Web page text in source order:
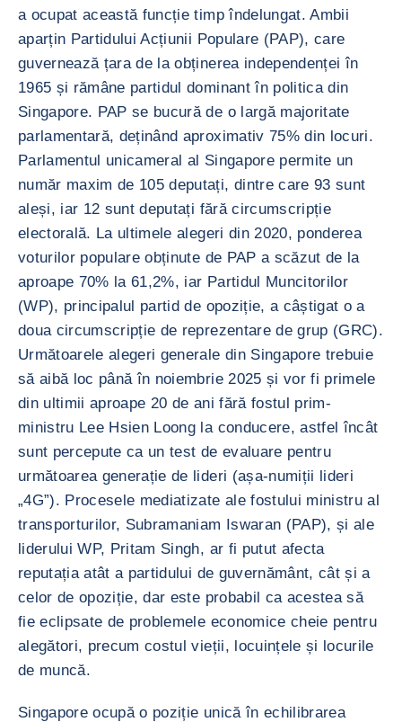
a ocupat această funcție timp îndelungat. Ambii
aparțin Partidului Acțiunii Populare (PAP), care
guvernează țara de la obținerea independenței în
1965 și rămâne partidul dominant în politica din
Singapore. PAP se bucură de o largă majoritate
parlamentară, deținând aproximativ 75% din locuri.
Parlamentul unicameral al Singapore permite un
număr maxim de 105 deputați, dintre care 93 sunt
aleși, iar 12 sunt deputați fără circumscripție
electorală. La ultimele alegeri din 2020, ponderea
voturilor populare obținute de PAP a scăzut de la
aproape 70% la 61,2%, iar Partidul Muncitorilor
(WP), principalul partid de opoziție, a câștigat o a
doua circumscripție de reprezentare de grup (GRC).
Următoarele alegeri generale din Singapore trebuie
să aibă loc până în noiembrie 2025 și vor fi primele
din ultimii aproape 20 de ani fără fostul prim-
ministru Lee Hsien Loong la conducere, astfel încât
sunt percepute ca un test de evaluare pentru
următoarea generație de lideri (așa-numiții lideri
„4G”). Procesele mediatizate ale fostului ministru al
transporturilor, Subramaniam Iswaran (PAP), și ale
liderului WP, Pritam Singh, ar fi putut afecta
reputația atât a partidului de guvernământ, cât și a
celor de opoziție, dar este probabil ca acestea să
fie eclipsate de problemele economice cheie pentru
alegători, precum costul vieții, locuințele și locurile
de muncă.
Singapore ocupă o poziție unică în echilibrarea